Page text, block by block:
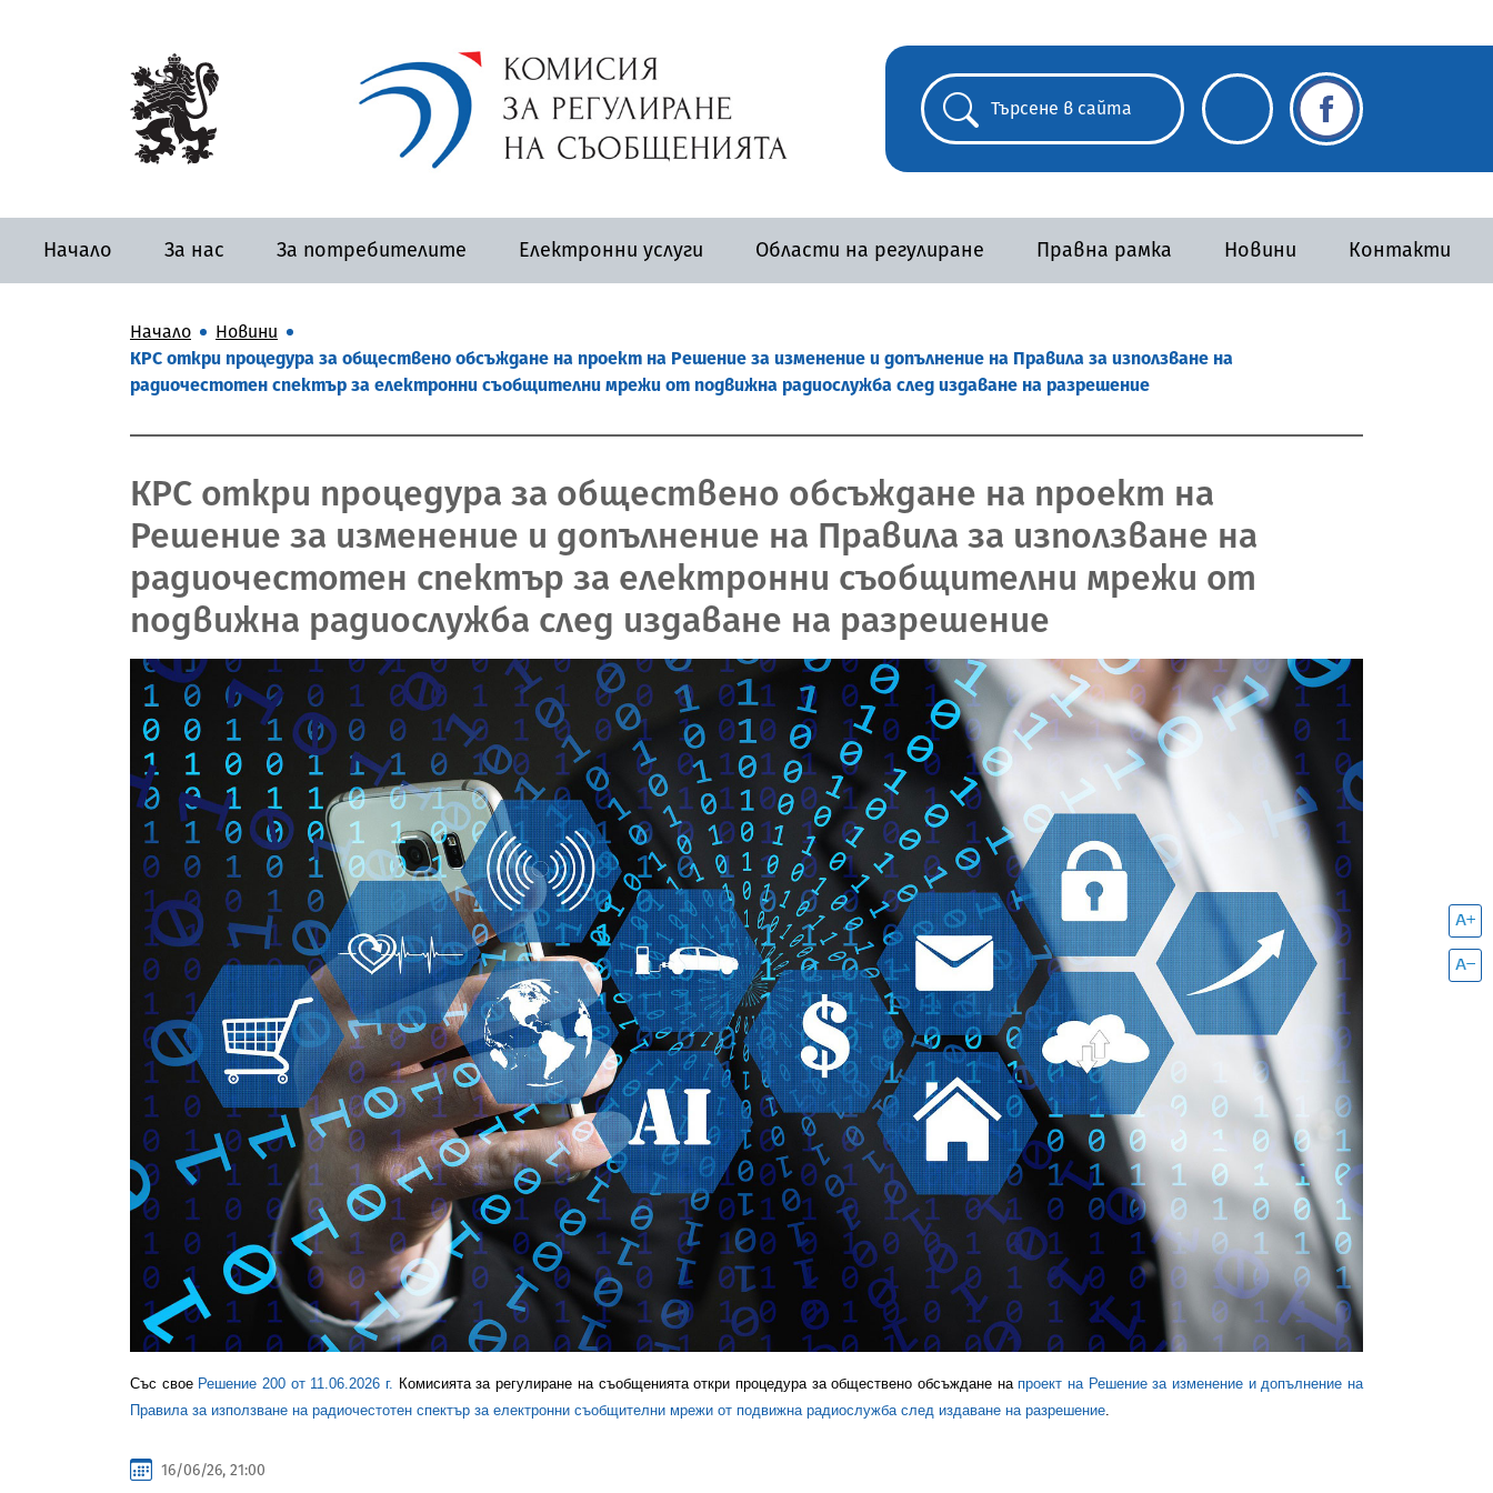
Начало За нас За потребителите Електронни услуги Области на регулиране Правна рамка Новини Контакти
Начало
Новини
КРС откри процедура за обществено обсъждане на проект на Решение за изменение и допълнение на Правила за използване на
радиочестотен спектър за електронни съобщителни мрежи от подвижна радиослужба след издаване на разрешение
КРС откри процедура за обществено обсъждане на проект на
Решение за изменение и допълнение на Правила за използване на
радиочестотен спектър за електронни съобщителни мрежи от
подвижна радиослужба след издаване на разрешение
Със свое Решение 200 от 11.06.2026 г. Комисията за регулиране на съобщенията откри процедура за обществено обсъждане на проект на Решение за изменение и допълнение на
Правила за използване на радиочестотен спектър за електронни съобщителни мрежи от подвижна радиослужба след издаване на разрешение
16/06/26, 21:00